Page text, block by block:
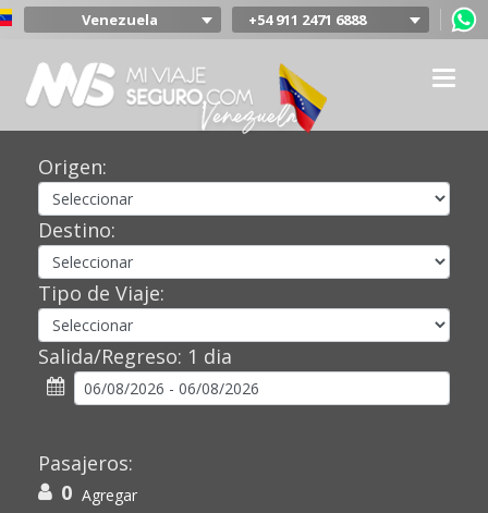
+54 911 2471 6888
Venezuela
Colombia
Mexico
Peru
Origen:
Destino:
Tipo de Viaje:
Salida/Regreso: 1 dia
Pasajeros:
0 Agregar